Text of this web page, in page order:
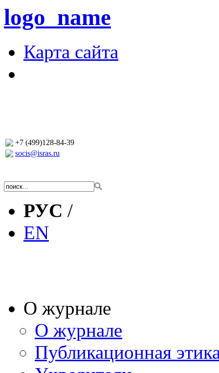
logo_name
Карта сайта
+7 (499)128-84-39
socis@isras.ru
РУС /
EN
О журнале
О журнале
Публикационная